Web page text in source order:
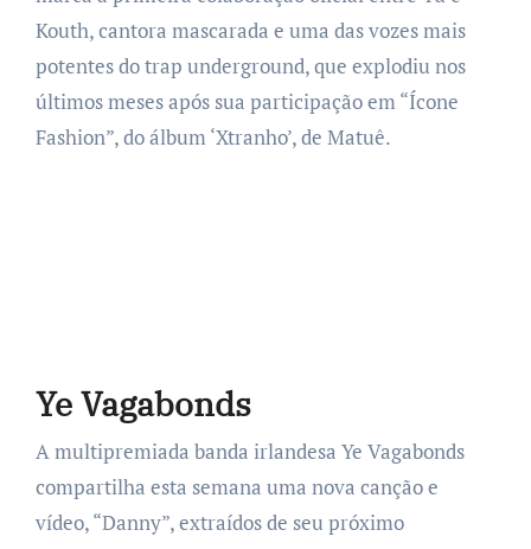
Kouth, cantora mascarada e uma das vozes mais
potentes do trap underground, que explodiu nos
últimos meses após sua participação em “Ícone
Fashion”, do álbum ‘Xtranho’, de Matuê.
Ye Vagabonds
A multipremiada banda irlandesa Ye Vagabonds
compartilha esta semana uma nova canção e
vídeo, “Danny”, extraídos de seu próximo